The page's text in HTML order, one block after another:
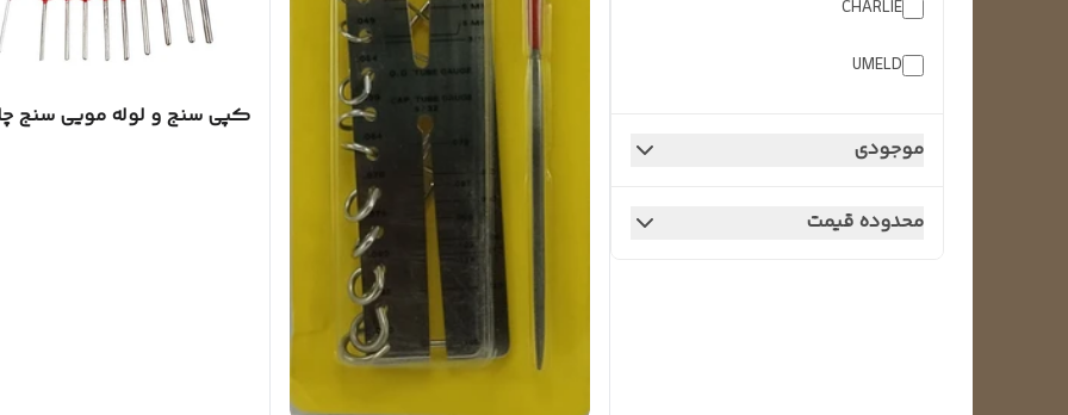
CHARLIE
UMELD
موجودی
محدوده قیمت
کپی سنج و لوله مویی سنج